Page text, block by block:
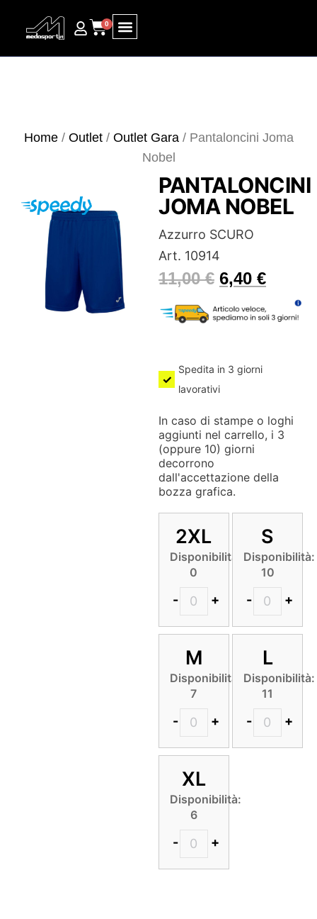
0
Home/ Outlet/ Outlet Gara/ Pantaloncini Joma
Nobel
PANTALONCINI
JOMA NOBEL
Azzurro SCURO
Art. 10914
11,00€ 6,40 €
Spedita in 3 giorni
lavorativi
In caso di stampe o loghi
aggiunti nel carrello, i 3
(oppure 10) giorni
decorrono
dall'accettazione della
bozza grafica.
2XL
Disponibilità:
0
- +
S
Disponibilità:
10
- +
M
Disponibilità:
7
- +
L
Disponibilità:
11
- +
XL
Disponibilità:
6
- +